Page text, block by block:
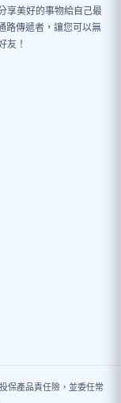
享美好的事物給自己最
路傳遞者，讓您可以無
友！
保產品責任險，並委任常